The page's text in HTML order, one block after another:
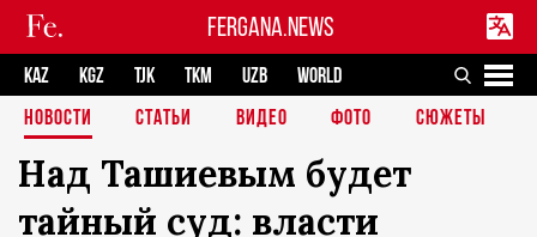
FERGANA.NEWS
KAZ KGZ TJK TKM UZB
WORLD
НОВОСТИ
СТАТЬИ ВИДЕО ФОТО СЮЖЕТЫ
Над Ташиевым будет
тайный суд: власти